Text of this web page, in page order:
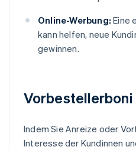
Online-Werbung: Eine
kann helfen, neue
gewinnen.
Indem Sie Anreize oder
Interesse der Kundinnen